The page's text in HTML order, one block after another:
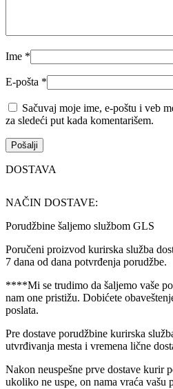
Ime *
E-pošta *
Sačuvaj moje ime, e-poštu i veb
za sledeći put kada komentarišem.
DOSTAVA
NAČIN DOSTAVE:
Porudžbine šaljemo službom GLS
Poručeni proizvod kurirska služba
7 dana od dana potvrđenja porudžbe.
****Mi se trudimo da šaljemo vaše
nam one pristižu. Dobićete
poslata.
Pre dostave porudžbine kurirska
utvrđivanja mesta i vremena lične
Nakon neuspešne prve dostave kurir
ukoliko ne uspe, on nama vraća vašu